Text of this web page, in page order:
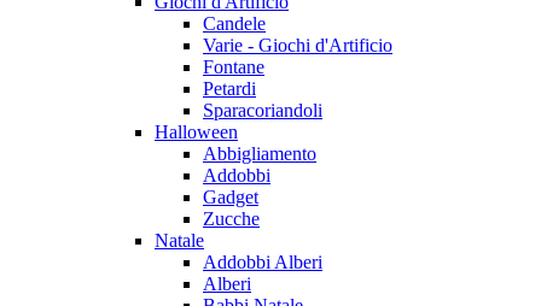
Candele
Varie - Giochi d'Artificio
Fontane
Petardi
Sparacoriandoli
Halloween
Abbigliamento
Addobbi
Gadget
Zucche
Natale
Addobbi Alberi
Alberi